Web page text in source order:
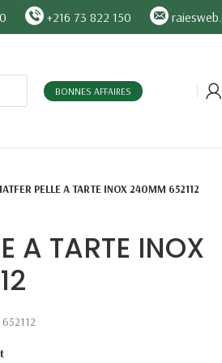
+216 73 822 150
BONNES AFFAIRES
PELLE A TARTE INOX 240MM 652112
A TARTE INOX
652112